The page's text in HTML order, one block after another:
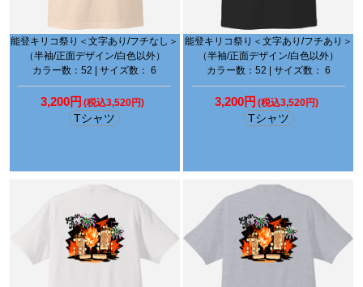
能登キリコ祭り＜文字あり/フチなし＞
（半袖/正面デザイン/白色以外）
カラー数：52 | サイズ数： 6
3,200円 (税込3,520円)
Tシャツ
能登キリコ祭り＜文字あり/フチあり＞
（半袖/正面デザイン/白色以外）
カラー数：52 | サイズ数： 6
3,200円 (税込3,520円)
Tシャツ